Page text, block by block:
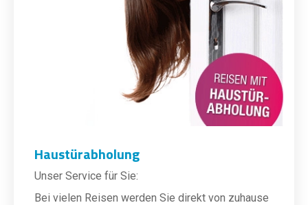
Haustürabholung
Unser Service für Sie:
Bei vielen Reisen werden Sie direkt von zuhause